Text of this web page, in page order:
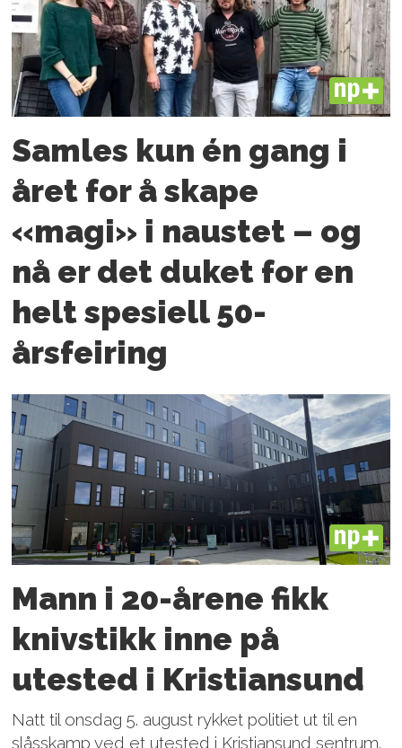
PLUS
Samles kun én gang i
året for å skape
«magi» i naustet – og
nå er det duket for en
helt spesiell 50-
årsfeiring
PLUS
Mann i 20-årene fikk
knivstikk inne på
utested i Kristiansund
Natt til onsdag 5. august rykket politiet ut til en
slåsskamp ved et utested i Kristiansund sentrum.